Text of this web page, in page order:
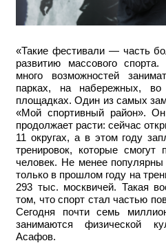
«Такие фестивали — часть
развитию массового
много возможностей
парках, на набережных,
площадках. Один из самых
«Мой спортивный район».
продолжает расти: сейчас
11 округах, а в этом году
тренировок, которые
человек. Не менее
только в прошлом году на
293 тыс. москвичей. Такая
том, что спорт стал частью
Сегодня почти семь
занимаются физической
Асафов.